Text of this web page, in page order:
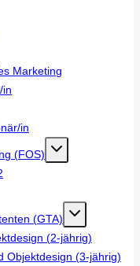
Marketing
in
in
(FOS)
(GTA)
(2-jährig)
Objektdesign (3-jährig)